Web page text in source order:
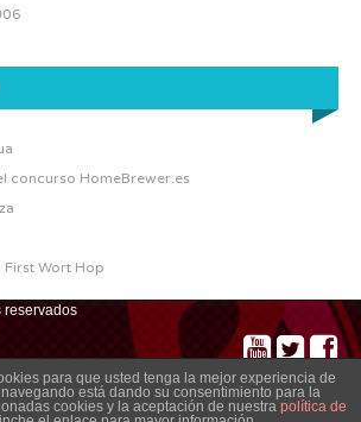
concurso HomeBrewer.es
Wort Hop
reservados
para que usted tenga la mejor experiencia de
está dando su consentimiento para la
cookies y la aceptación de nuestra política de